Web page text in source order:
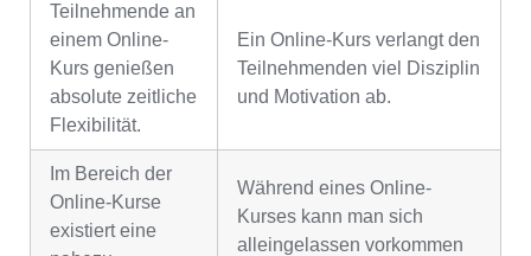
Teilnehmende an
einem Online-
Kurs genießen
absolute zeitliche
Flexibilität.
Ein Online-Kurs verlangt den
Teilnehmenden viel Disziplin
und Motivation ab.
Im Bereich der
Online-Kurse
existiert eine
Während eines Online-
Kurses kann man sich
alleingelassen vorkommen